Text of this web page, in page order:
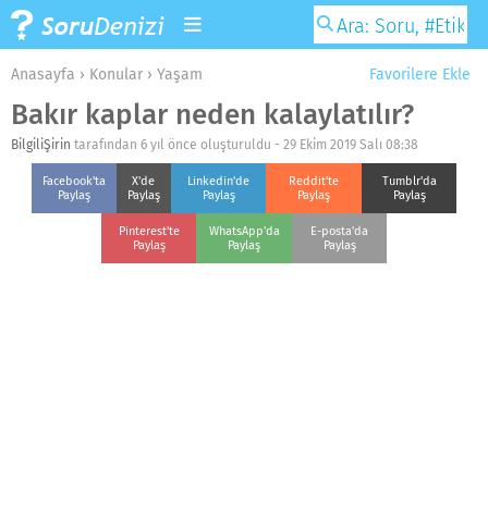
Favorilere Ekle
Anasayfa › Konular › Yaşam
Bakır kaplar neden kalaylatılır?
BilgiliŞirin tarafından 6 yıl önce oluşturuldu - 29 Ekim 2019 Salı 08:38
Facebook'ta
Paylaş
X'de
Paylaş
Linkedin'de
Paylaş
Reddit'te
Paylaş
Tumblr'da
Paylaş
Pinterest'te
Paylaş
WhatsApp'da
Paylaş
E-posta'da
Paylaş